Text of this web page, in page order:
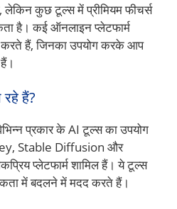
लेकिन कुछ टूल्स में प्रीमियम फीचर्स
है। कई ऑनलाइन प्लेटफार्म
करते हैं, जिनका उपयोग करके आप
हैं?
प्रकार के AI टूल्स का उपयोग
Stable Diffusion और
प्लेटफार्म शामिल हैं। ये टूल्स
में बदलने में मदद करते हैं।